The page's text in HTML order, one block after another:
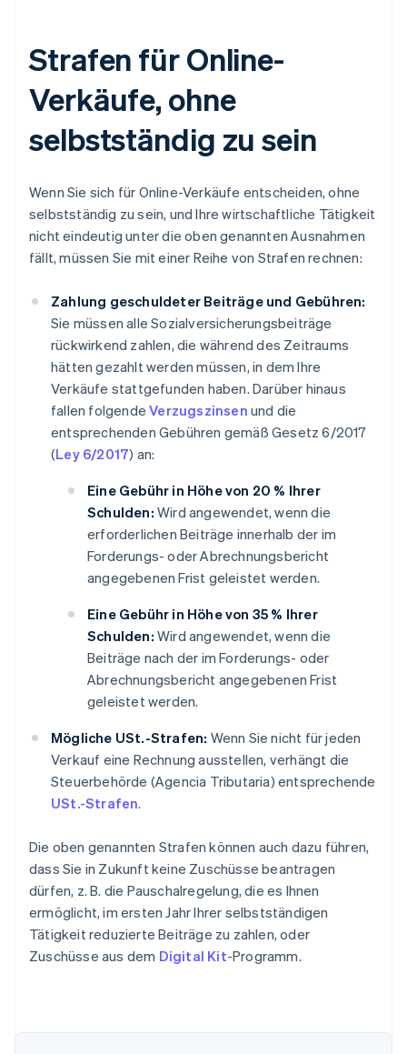
Strafen für Online-
Verkäufe, ohne
selbstständig zu sein
Wenn Sie sich für Online-Verkäufe entscheiden, ohne
selbstständig zu sein, und Ihre wirtschaftliche Tätigkeit
nicht eindeutig unter die oben genannten Ausnahmen
fällt, müssen Sie mit einer Reihe von Strafen rechnen:
Zahlung geschuldeter Beiträge und Gebühren:
Sie müssen alle Sozialversicherungsbeiträge
rückwirkend zahlen, die während des Zeitraums
hätten gezahlt werden müssen, in dem Ihre
Verkäufe stattgefunden haben. Darüber hinaus
fallen folgendeVerzugszinsen und die
entsprechenden Gebühren gemäß Gesetz 6/2017
(Ley 6/2017) an:
Eine Gebühr in Höhe von 20 % Ihrer
Schulden: Wird angewendet, wenn die
erforderlichen Beiträge innerhalb der im
Forderungs- oder Abrechnungsbericht
angegebenen Frist geleistet werden.
Eine Gebühr in Höhe von 35 % Ihrer
Schulden: Wird angewendet, wenn die
Beiträge nach der im Forderungs- oder
Abrechnungsbericht angegebenen Frist
geleistet werden.
Mögliche USt.-Strafen: Wenn Sie nicht für jeden
Verkauf eine Rechnung ausstellen, verhängt die
Steuerbehörde (Agencia Tributaria) entsprechende
USt.-Strafen.
Die oben genannten Strafen können auch dazu führen,
dass Sie in Zukunft keine Zuschüsse beantragen
dürfen, z. B. die Pauschalregelung, die es Ihnen
ermöglicht, im ersten Jahr Ihrer selbstständigen
Tätigkeit reduzierte Beiträge zu zahlen, oder
Zuschüsse aus dem Digital Kit-Programm.